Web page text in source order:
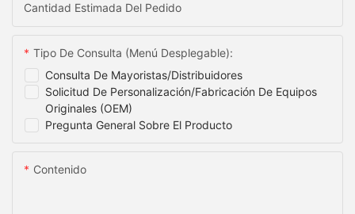
Cantidad Estimada Del Pedido
Consulta De Mayoristas/distribuidores
Solicitud De Personalización/fabricación De Equipos
Originales (OEM)
Pregunta General Sobre El Producto
Tipo De Consulta (menú Desplegable):
Contenido